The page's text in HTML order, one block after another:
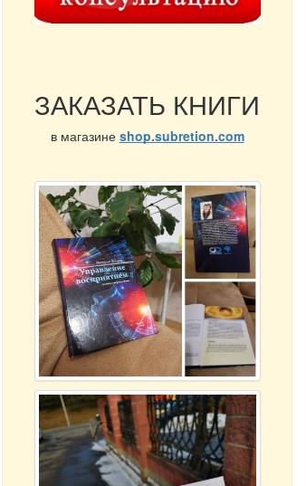
ЗАКАЗАТЬ КНИГИ
в магазине shop.subretion.com